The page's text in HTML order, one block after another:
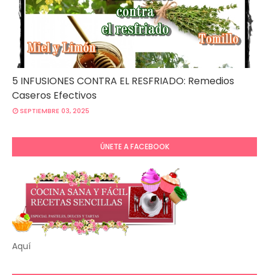
5 INFUSIONES CONTRA EL RESFRIADO: Remedios
Caseros Efectivos
SEPTIEMBRE 03, 2025
ÚNETE A FACEBOOK
Aquí